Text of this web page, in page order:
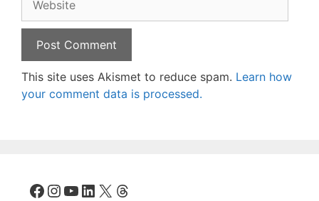
This site uses Akismet to reduce spam. Learn how
your comment data is processed.
Facebook
Instagram
YouTube
LinkedIn
X Threads